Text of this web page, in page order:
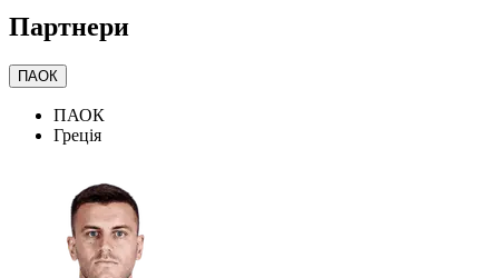
Партнери
ПАОК
ПАОК
Греція